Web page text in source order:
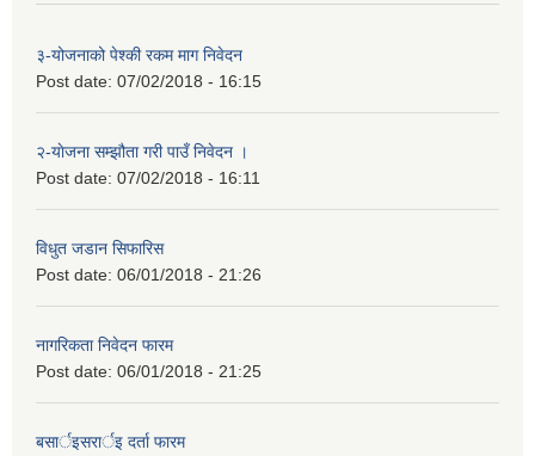
३-योजनाको पेश्की रकम माग निवेदन
Post date: 07/02/2018 - 16:15
२-याेजना सम्झौता गरी पाउँ निवेदन ।
Post date: 07/02/2018 - 16:11
विधुत जडान सिफारिस
Post date: 06/01/2018 - 21:26
नागरिकता निवेदन फारम
Post date: 06/01/2018 - 21:25
बसार्इसरार्इ दर्ता फारम